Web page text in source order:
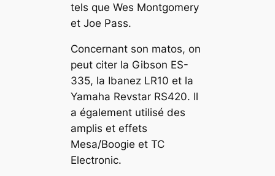
tels que Wes Montgomery
et Joe Pass.
Concernant son matos, on
peut citer la Gibson ES-
335, la Ibanez LR10 et la
Yamaha Revstar RS420. Il
a également utilisé des
amplis et effets
Mesa/Boogie et TC
Electronic.